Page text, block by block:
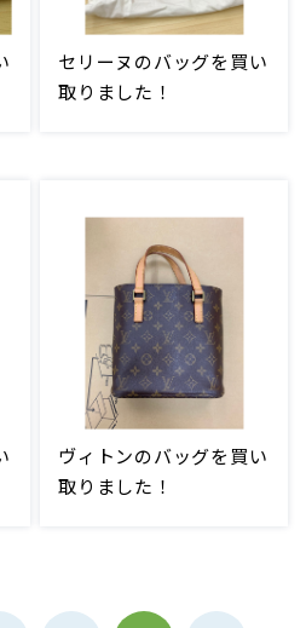
セリーヌのバッグを買い
取りました！
ヴィトンのバッグを買い
取りました！